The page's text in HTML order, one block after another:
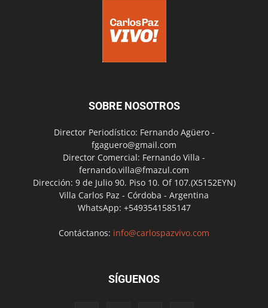
SOBRE NOSOTROS
Director Periodístico: Fernando Agüero -
fgaguero@gmail.com
Director Comercial: Fernando Villa -
fernando.villa@fmazul.com
Dirección: 9 de Julio 90. Piso 10. Of 107.(X5152EYN)
Villa Carlos Paz - Córdoba - Argentina
WhatsApp: +5493541585147
Contáctanos: info@carlospazvivo.com
SÍGUENOS